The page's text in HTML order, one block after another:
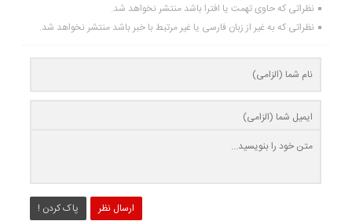
نظراتی که حاوی تهمت یا افترا باشد منتشر نخواهد شد.
نظراتی که به غیر از زبان فارسی یا غیر مرتبط با خبر باشد منتشر نخواهد شد.
ارسال نظر پاک کردن !